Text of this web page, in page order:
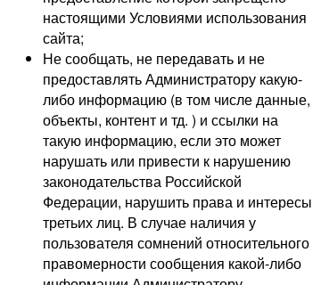
настоящими Условиями использования
сайта;
Не сообщать, не передавать и не
предоставлять Администратору какую-
либо информацию (в том числе данные,
объекты, контент и тд. ) и ссылки на
такую информацию, если это может
нарушать или привести к нарушению
законодательства Российской
Федерации, нарушить права и интересы
третьих лиц. В случае наличия у
пользователя сомнений относительного
правомерности сообщения какой-либо